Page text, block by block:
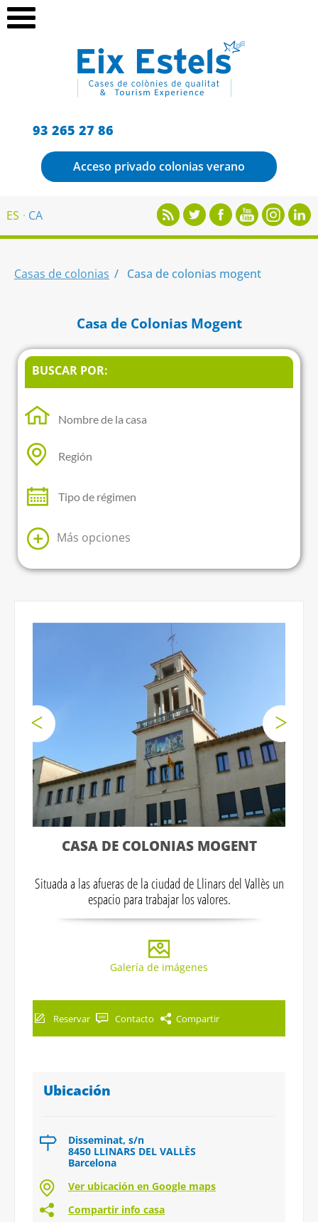
93 265 27 86
Acceso privado colonias verano
ES CA
Casas de colonias Casa de colonias mogent
Casa de Colonias Mogent
BUSCAR POR:
Más opciones
CASA DE COLONIAS MOGENT
Situada a las afueras de la ciudad de Llinars del Vallès un
espacio para trabajar los valores.
Galería de imágenes
Reservar Contacto Compartir
Ubicación
Disseminat, s/n
8450 LLINARS DEL VALLÈS
Barcelona
Ver ubicación en Google maps
Compartir info casa